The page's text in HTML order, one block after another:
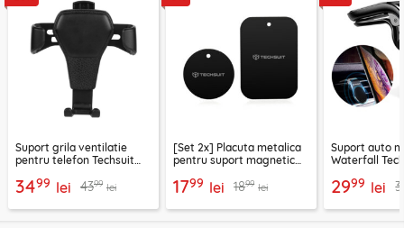
Suport grila ventilatie
pentru telefon Techsuit
3499 lei 4399 lei
[Set 2x] Placuta metalica
pentru suport magnetic
negru
1799 lei 1899 lei
Suport auto
Waterfall
2999 lei